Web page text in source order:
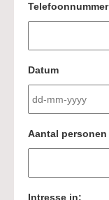
Telefoonnummer
Datum
dash
dash
JJJJ
Aantal personen
Intresse in: